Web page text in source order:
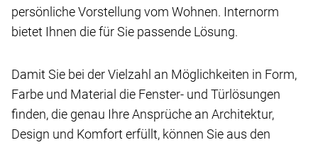
persönliche Vorstellung vom Wohnen. Internorm
bietet Ihnen die für Sie passende Lösung.
Damit Sie bei der Vielzahl an Möglichkeiten in Form,
Farbe und Material die Fenster- und Türlösungen
finden, die genau Ihre Ansprüche an Architektur,
Design und Komfort erfüllt, können Sie aus den